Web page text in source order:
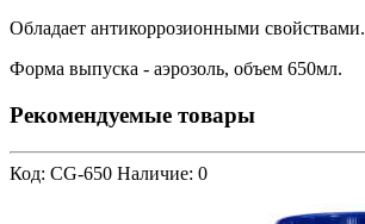
Обладает антикоррозионными свойствами.
Форма выпуска - аэрозоль, объем 650мл.
Рекомендуемые товары
Код: CG-650 Наличие: 0